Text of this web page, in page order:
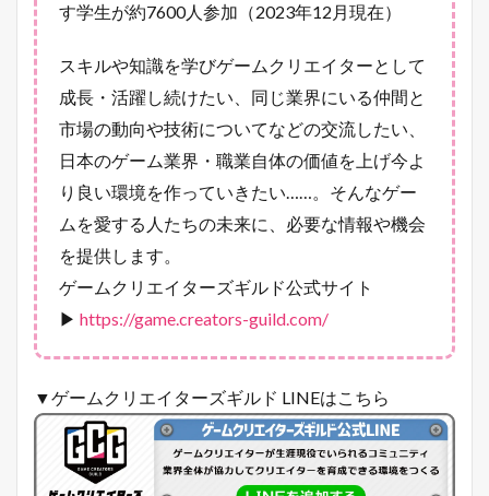
す学生が約7600人参加（2023年12月現在）
スキルや知識を学びゲームクリエイターとして
成長・活躍し続けたい、同じ業界にいる仲間と
市場の動向や技術についてなどの交流したい、
日本のゲーム業界・職業自体の価値を上げ今よ
り良い環境を作っていきたい……。そんなゲー
ムを愛する人たちの未来に、必要な情報や機会
を提供します。
ゲームクリエイターズギルド公式サイト
▶ https://game.creators-guild.com/
▼ゲームクリエイターズギルド LINEはこちら